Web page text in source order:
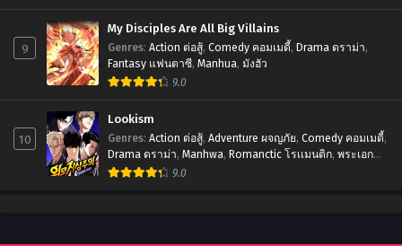
9
My Disciples Are All Big Villains
Genres: Action ต่อสู้, Comedy คอมเมดี้, Drama ดราม่า,
Fantasy แฟนตาซี, Manhua, มังฮัว
9.0
10
Lookism
Genres: Action ต่อสู้, Adventure ผจญภัย, Comedy คอมเมดี้,
Drama ดราม่า, Manhwa, Romanctic โรเเมนติก, พระเอก
เทพ,มังฮวา 9.0